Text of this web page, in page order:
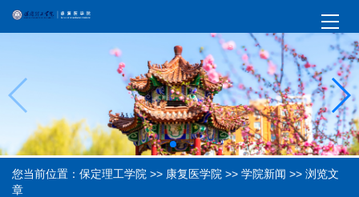
您当前位置： 保定理工学院 >> 康复医学院 >> 学院新闻 >> 浏览文
章